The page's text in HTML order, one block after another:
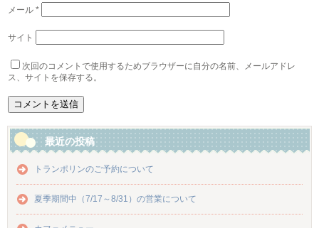
メール*
サイト
次回のコメントで使用するためブラウザーに自分の名前、メールアドレ
ス、サイトを保存する。
最近の投稿
トランポリンのご予約について
夏季期間中（7/17～8/31）の営業について